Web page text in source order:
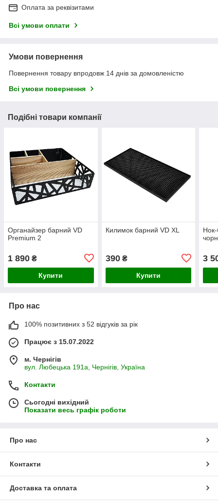
Оплата за реквізитами
Всі умови оплати
Умови повернення
Повернення товару впродовж 14 днів за домовленістю
Всі умови повернення
Подібні товари компанії
Органайзер барний VD
Premium 2
1 890 ₴
Купити
Килимок барний VD XL
390₴
Купити
3
Про нас
100% позитивних з 52 відгуків за рік
Працює з 15.07.2022
м. Чернігів
вул. Любецька 191а, Чернігів, Україна
Контакти
Сьогодні вихідний
Показати весь графік роботи
Про нас
Контакти
Доставка та оплата